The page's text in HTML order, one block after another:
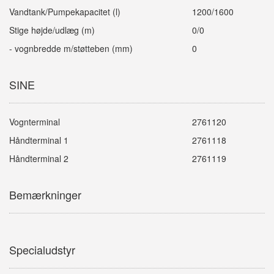
Vandtank/Pumpekapacitet (l)
Stige højde/udlæg (m)
- vognbredde m/støtteben (mm)
1200/1600
0/0
0
SINE
Vognterminal
Håndterminal 1
Håndterminal 2
2761120
2761118
2761119
Bemærkninger
Specialudstyr